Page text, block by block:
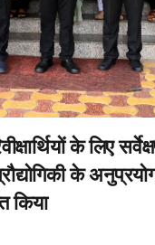
के लिए
के
किया